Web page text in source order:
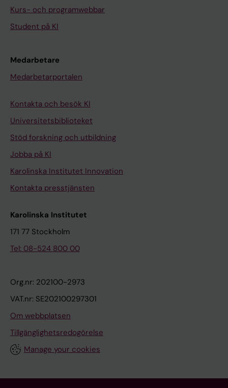
Kurs- och programwebbar
Student på KI
Medarbetare
Medarbetarportalen
Kontakta och besök KI
Universitetsbiblioteket
Stöd forskning och utbildning
Jobba på KI
Karolinska Institutet Innovation
Kontakta presstjänsten
Karolinska Institutet
171 77 Stockholm
Tel: 08-524 800 00
Org.nr: 202100-2973
VAT.nr: SE202100297301
Om webbplatsen
Tillgänglighetsredogörelse
Manage your cookies